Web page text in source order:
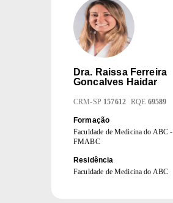
Dra. Raissa Ferreira
Goncalves Haidar
CRM-SP 157612 RQE 69589
Formação
Faculdade de Medicina do ABC -
FMABC
Residência
Faculdade de Medicina do ABC